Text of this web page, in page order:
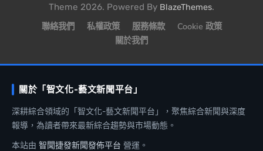
Theme 2026. Powered By BlazeThemes.
聯絡我們 私權政策 服務條款
Cookie 政策
關於我們
關於「智文化-藝文新聞平台」
深耕綜合領域的「智文化-藝文新聞平台」，聚焦綜合新聞與深度
報導，為讀者帶來最新綜合趨勢與市場動態。
本站由 智聞捷發新聞發佈平台 營運。